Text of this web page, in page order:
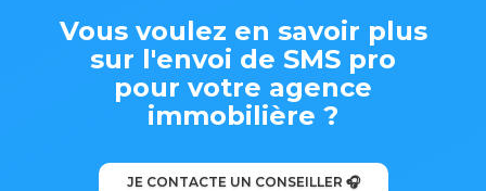
Vous voulez en savoir plus
sur l'envoi de SMS pro
pour votre agence
immobilière ?
JE CONTACTE UN CONSEILLER 🎧